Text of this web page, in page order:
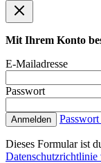
Mit Ihrem Konto
E-Mailadresse
Passwort
Anmelden Passwort
Dieses Formular ist